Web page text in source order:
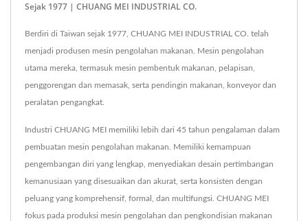
Sejak 1977 | CHUANG MEI INDUSTRIAL CO.
Berdiri di Taiwan sejak 1977, CHUANG MEI INDUSTRIAL CO. telah
menjadi produsen mesin pengolahan makanan. Mesin pengolahan
utama mereka, termasuk mesin pembentuk makanan, pelapisan,
penggorengan dan memasak, serta pendingin makanan, konveyor dan
peralatan pengangkat.
Industri CHUANG MEI memiliki lebih dari 45 tahun pengalaman dalam
pembuatan mesin pengolahan makanan. Memiliki kemampuan
pengembangan diri yang lengkap, menyediakan desain pertimbangan
kemanusiaan yang disesuaikan dan akurat, serta konsisten dengan
peluang yang komprehensif, formal, dan multifungsi. CHUANG MEI
fokus pada produksi mesin pengolahan dan pengkondisian makanan